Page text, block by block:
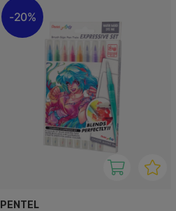
20%
PENTEL